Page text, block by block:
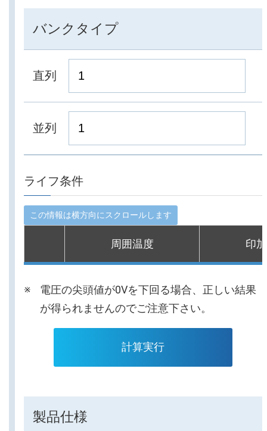
バンクタイプ
直列
並列
ライフ条件
周囲温度 印
電圧の尖頭値が0Vを下回る場合、正しい結果
が得られませんのでご注意下さい。
計算実行
製品仕様